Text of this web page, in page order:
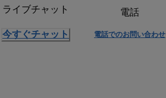
ライブチャット
今すぐチャット
電話
電話でのお問い合わせ